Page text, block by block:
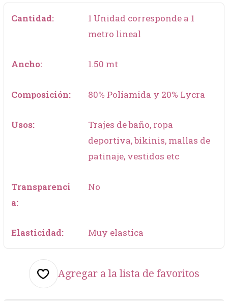
Cantidad:
1 Unidad corresponde a 1
metro lineal
Ancho: 1.50 mt
Composición: 80% Poliamida y 20% Lycra
Usos:
Trajes de baño, ropa
deportiva, bikinis, mallas de
patinaje, vestidos etc
Transparenci
a:
No
Elasticidad: Muy elastica
Agregar a la lista de favoritos